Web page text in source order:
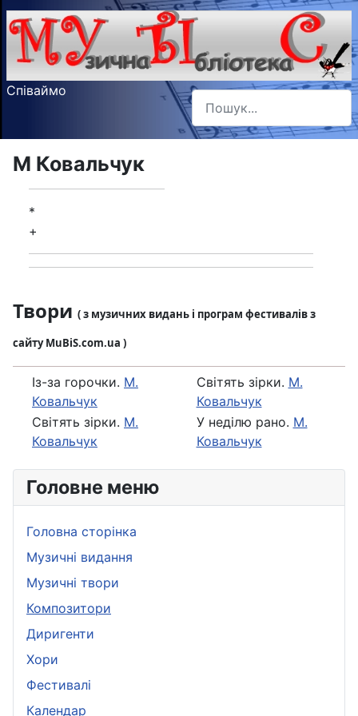
Співаймо Пошук
Type 2 or more characters
Головне меню
Головна сторінка
Музичні видання
Музичні твори
Композитори
Диригенти
Хори
Фестивалі
Календар
М Ковальчук
*
+
Твори ( з музичних видань і програм фестивалів з
сайту MuBiS.com.ua )
Із-за горочки. М.
Ковальчук
Свiтять зiрки. М.
Ковальчук
Свiтять зiрки. М.
Ковальчук
У недiлю рано. М.
Ковальчук